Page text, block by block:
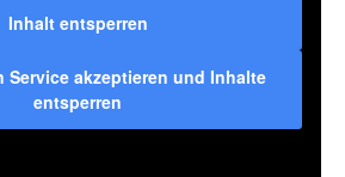
Inhalt entsperren
Service akzeptieren und Inhalte
entsperren